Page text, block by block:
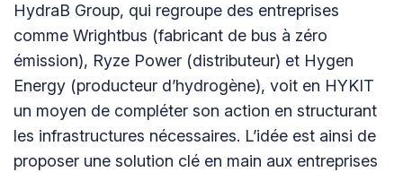
HydraB Group, qui regroupe des entreprises
comme Wrightbus (fabricant de bus à zéro
émission), Ryze Power (distributeur) et Hygen
Energy (producteur d’hydrogène), voit en HYKIT
un moyen de compléter son action en structurant
les infrastructures nécessaires. L’idée est ainsi de
proposer une solution clé en main aux entreprises